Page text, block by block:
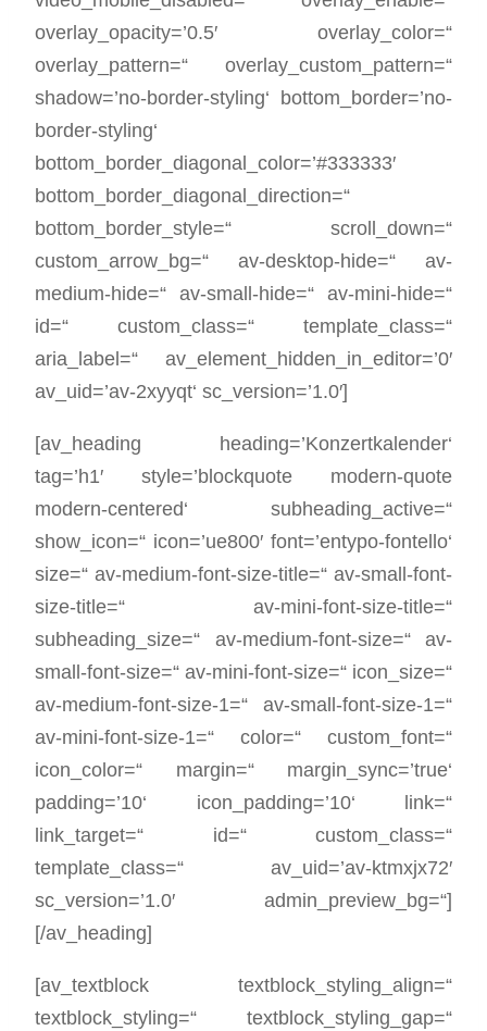
overlay_opacity=’0.5′ overlay_color=“
overlay_pattern=“ overlay_custom_pattern=“
shadow=’no-border-styling‘ bottom_border=’no-
border-styling‘
bottom_border_diagonal_color=’#333333′
bottom_border_diagonal_direction=“
bottom_border_style=“ scroll_down=“
custom_arrow_bg=“ av-desktop-hide=“ av-
medium-hide=“ av-small-hide=“ av-mini-hide=“
id=“ custom_class=“ template_class=“
aria_label=“ av_element_hidden_in_editor=’0′
av_uid=’av-2xyyqt‘ sc_version=’1.0′]
[av_heading heading=’Konzertkalender‘
tag=’h1′ style=’blockquote modern-quote
modern-centered‘ subheading_active=“
show_icon=“ icon=’ue800′ font=’entypo-fontello‘
size=“ av-medium-font-size-title=“ av-small-font-
size-title=“ av-mini-font-size-title=“
subheading_size=“ av-medium-font-size=“ av-
small-font-size=“ av-mini-font-size=“ icon_size=“
av-medium-font-size-1=“ av-small-font-size-1=“
av-mini-font-size-1=“ color=“ custom_font=“
icon_color=“ margin=“ margin_sync=’true‘
padding=’10‘ icon_padding=’10‘ link=“
link_target=“ id=“ custom_class=“
template_class=“ av_uid=’av-ktmxjx72′
sc_version=’1.0′ admin_preview_bg=“]
[/av_heading]
[av_textblock textblock_styling_align=“
textblock_styling=“ textblock_styling_gap=“